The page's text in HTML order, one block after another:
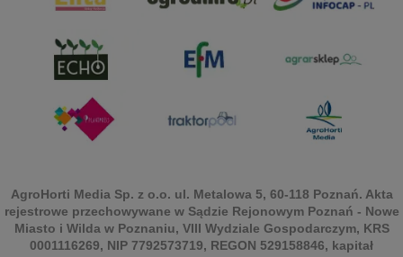
AgroHorti Media Sp. z o.o. ul. Metalowa 5, 60-118 Poznań. Akta
rejestrowe przechowywane w Sądzie Rejonowym Poznań - Nowe
Miasto i Wilda w Poznaniu, VIII Wydziale Gospodarczym, KRS
0001116269, NIP 7792573719, REGON 529158846, kapitał